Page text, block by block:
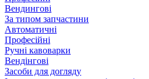
Вендингові
За типом запчастини
Автоматичні
Професійні
Ручні кавоварки
Вендінгові
Засоби для догляду